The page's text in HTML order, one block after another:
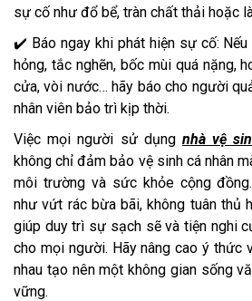
sự cố như đổ bể, tràn chất thải hoặc
✔️ Báo ngay khi phát hiện sự cố:
hỏng, tắc nghẽn, bốc mùi quá nặng,
cửa, vòi nước… hãy báo cho người
nhân viên bảo trì kịp thời.
Việc mọi người sử dụng nhà vệ
không chỉ đảm bảo vệ sinh cá nhân
môi trường và sức khỏe cộng
như vứt rác bừa bãi, không tuân thủ
giúp duy trì sự sạch sẽ và tiện nghi
cho mọi người. Hãy nâng cao ý thức
nhau tạo nên một không gian sống
vững.